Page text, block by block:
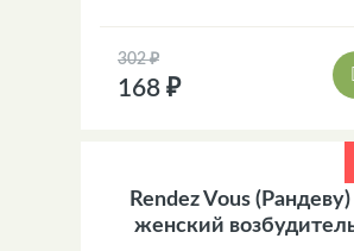
302 ₽
168 ₽
Rendez Vous (Рандеву)
женский